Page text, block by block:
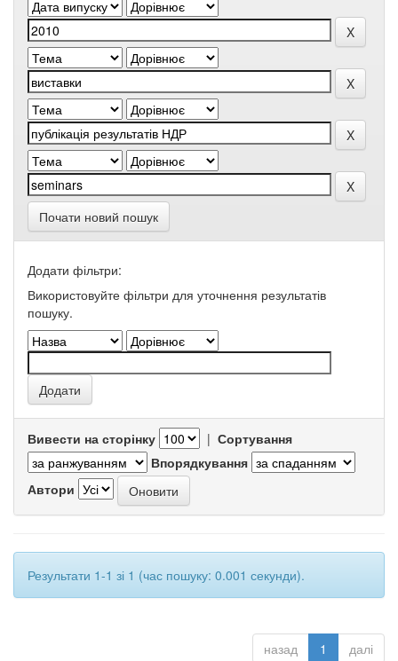
Почати новий пошук
Додати фільтри:
Використовуйте фільтри для уточнення результатів
пошуку.
Вивести на сторінку | Сортування
Впорядкування
Автори
Результати 1-1 зі 1 (час пошуку: 0.001 секунди).
назад 1 далі